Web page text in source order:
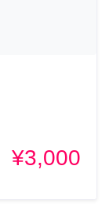
¥3,000